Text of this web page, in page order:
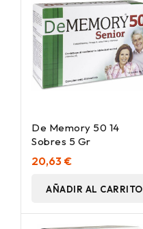
De Memory 50 14
Sobres 5 Gr
20,63 €
AÑADIR AL CARRITO